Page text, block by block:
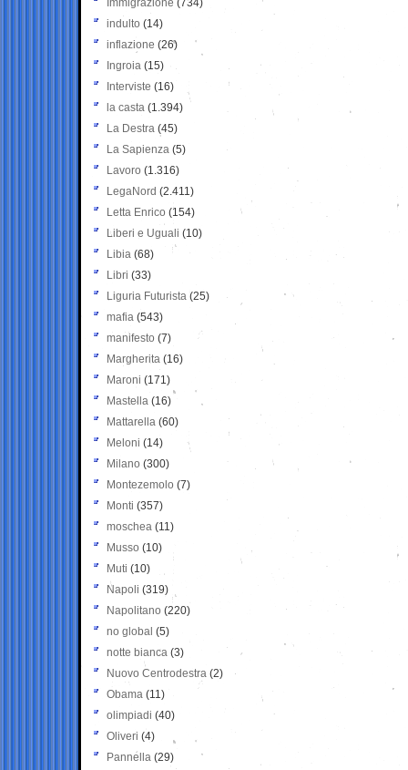
Immigrazione (734)
indulto (14)
inflazione (26)
Ingroia (15)
Interviste (16)
la casta (1.394)
La Destra (45)
La Sapienza (5)
Lavoro (1.316)
LegaNord (2.411)
Letta Enrico (154)
Liberi e Uguali (10)
Libia (68)
Libri (33)
Liguria Futurista (25)
mafia (543)
manifesto (7)
Margherita (16)
Maroni (171)
Mastella (16)
Mattarella (60)
Meloni (14)
Milano (300)
Montezemolo (7)
Monti (357)
moschea (11)
Musso (10)
Muti (10)
Napoli (319)
Napolitano (220)
no global (5)
notte bianca (3)
Nuovo Centrodestra (2)
Obama (11)
olimpiadi (40)
Oliveri (4)
Pannella (29)